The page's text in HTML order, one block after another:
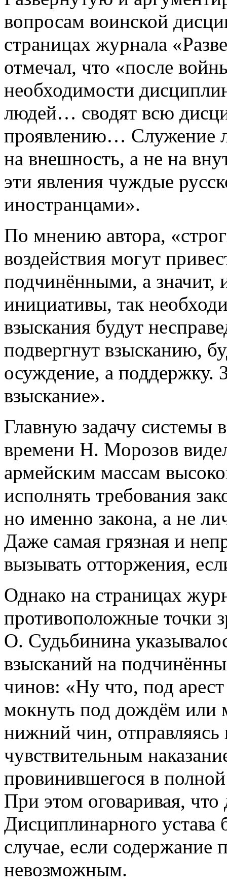
вопросам воинской
страницах журнала
отмечал, что «после
необходимости
людей… сводят всю
проявлению… Служение
на внешность, а не на
эти явления чуждые
иностранцами».
По мнению автора,
воздействия могут
подчинёнными, а значит,
инициативы, так
взыскания будут
подвергнут взысканию,
осуждение, а поддержку.
взыскание».
Главную задачу системы
времени Н. Морозов
армейским массам
исполнять требования
но именно закона, а не
Даже самая грязная и
вызывать отторжения,
Однако на страницах
противоположные точки
О. Судьбинина
взысканий на
чинов: «Ну что, под
мокнуть под дождём или
нижний чин,
чувствительным
провинившегося в
При этом оговаривая, что
Дисциплинарного
случае, если содержание
невозможным.